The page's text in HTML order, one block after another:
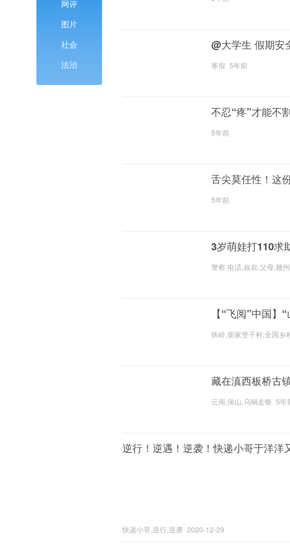
网评
图片
社会
法治
@大学生 假期安
寒假 5年前
不忍“疼”才能不
5年前
舌尖莫任性！这
5年前
3岁萌娃打110求
警察,电话,叔叔,父母,赣
【“飞阅”中国
铁岭,柴家堡子村,全国乡
藏在滇西板桥古
云南,保山,乌铜走银 5年
逆行！逆遇！逆袭！快递小哥于洋洋
快递小哥,逆行,逆袭 2020-12-29